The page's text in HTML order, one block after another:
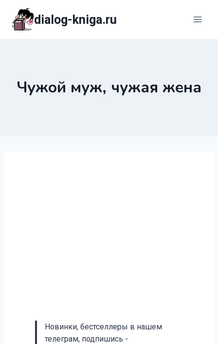
содержимому
dialog-kniga.ru
Чужой муж, чужая жена
Новинки, бестселлеры в нашем
телеграм, подпишись -